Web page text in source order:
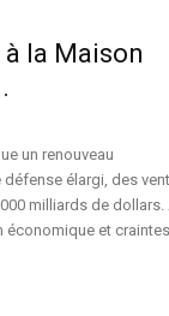
la Maison
un renouveau
élargi, des
milliards de dollars.
économique et